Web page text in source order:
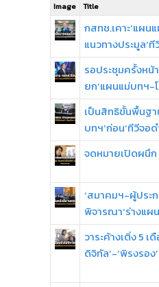
Image Title
กสทช.เคาะ‘แผ
แนวทางประมูล‘
รอประชุมครั้งหน้
ยก‘แผนแม่บทฯ-
เป็นสิทธิขั้นพื้นฐา
บทฯ’ก่อน‘ทีวีจอ
จดหมายเปิดผนึก
‘สมาคมฯ-ผู้ประ
พิจารณา‘ร่างแผ
วาระค้างเติ่ง 5
ดิจิทัล’-‘พิรงรอ